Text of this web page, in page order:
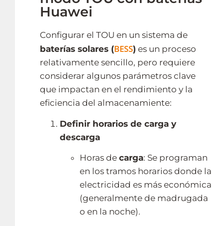
Huawei
Configurar el TOU en un sistema de
baterías solares (BESS) es un proceso
relativamente sencillo, pero requiere
considerar algunos parámetros clave
que impactan en el rendimiento y la
eficiencia del almacenamiente:
Definir horarios de carga y
descarga
Horas de carga: Se programan
en los tramos horarios donde la
electricidad es más económica
(generalmente de madrugada
o en la noche).